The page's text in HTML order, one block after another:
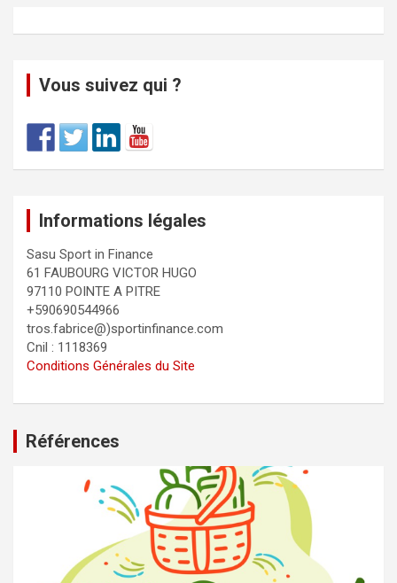
Vous suivez qui ?
Informations légales
Sasu Sport in Finance
61 FAUBOURG VICTOR HUGO
97110 POINTE A PITRE
+590690544966
tros.fabrice@)sportinfinance.com
Cnil : 1118369
Conditions Générales du Site
Références